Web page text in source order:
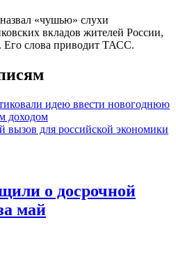
«чушью» слухи
вкладов жителей России,
слова приводит ТАСС.
идею ввести новогоднюю
доходом
вызов для российской экономики
о досрочной
май